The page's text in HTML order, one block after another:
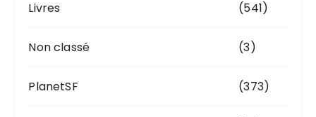
Livres (541)
Non classé (3)
PlanetSF (373)